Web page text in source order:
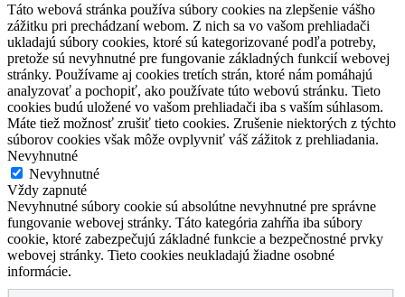
Táto webová stránka používa súbory cookies na zlepšenie vášho
zážitku pri prechádzaní webom. Z nich sa vo vašom prehliadači
ukladajú súbory cookies, ktoré sú kategorizované podľa potreby,
pretože sú nevyhnutné pre fungovanie základných funkcií webovej
stránky. Používame aj cookies tretích strán, ktoré nám pomáhajú
analyzovať a pochopiť, ako používate túto webovú stránku. Tieto
cookies budú uložené vo vašom prehliadači iba s vaším súhlasom.
Máte tiež možnosť zrušiť tieto cookies. Zrušenie niektorých z týchto
súborov cookies však môže ovplyvniť váš zážitok z prehliadania.
Nevyhnutné
Nevyhnutné
Vždy zapnuté
Nevyhnutné súbory cookie sú absolútne nevyhnutné pre správne
fungovanie webovej stránky. Táto kategória zahŕňa iba súbory
cookie, ktoré zabezpečujú základné funkcie a bezpečnostné prvky
webovej stránky. Tieto cookies neukladajú žiadne osobné
informácie.